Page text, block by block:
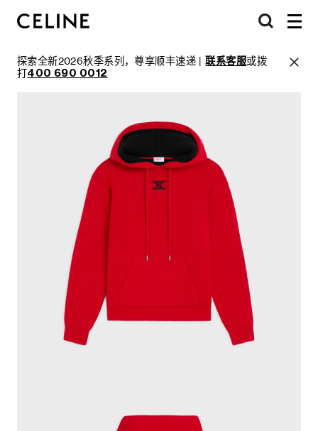
探索全新2026秋季系列，尊享顺丰速递 |联系客服或拨
打400 690 0012